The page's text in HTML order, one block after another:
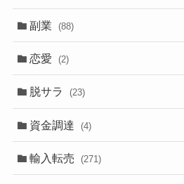
副業 (88)
恋愛 (2)
脱サラ (23)
資金調達 (4)
輸入転売 (271)